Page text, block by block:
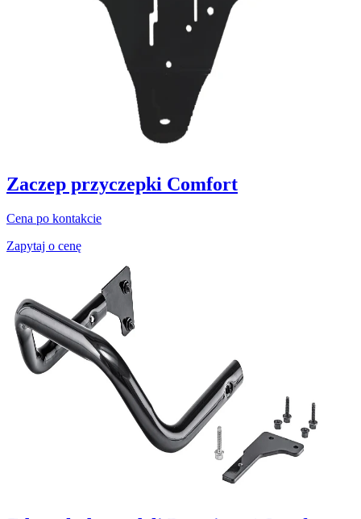
Zaczep przyczepki Comfort
Cena po kontakcie
Zapytaj o cenę